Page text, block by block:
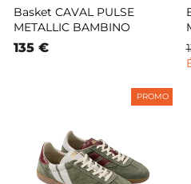
Basket CAVAL PULSE
METALLIC BAMBINO
135 €
PROMO